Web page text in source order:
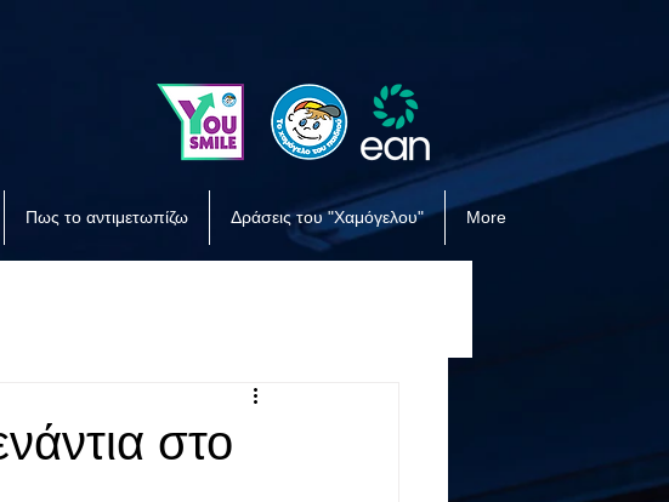
Πως το αντιμετωπίζω Δράσεις του "Χαμόγελου" More
στο